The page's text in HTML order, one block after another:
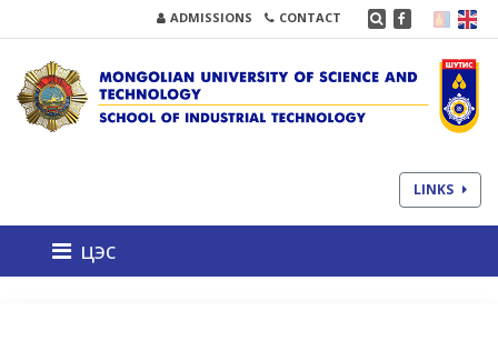
ADMISSIONS CONTACT
LINKS
цэс